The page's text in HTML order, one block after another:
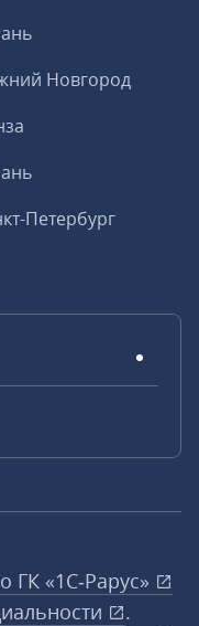
Новгород
Петербург
«1С‑Рарус»
.